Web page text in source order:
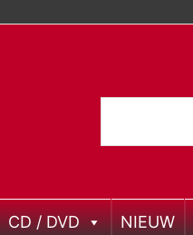
CD / DVD NIEUW